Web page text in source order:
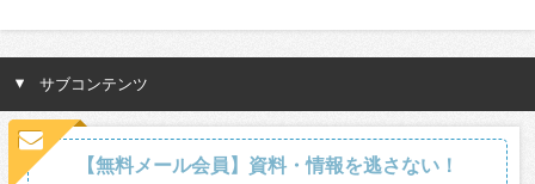
サブコンテンツ
【無料メール会員】資料・情報を逃さない！